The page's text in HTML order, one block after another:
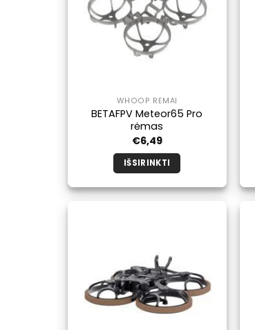
WHOOP RĖMAI
BETAFPV Meteor65 Pro
rėmas
€6,49
IŠSIRINKTI
produktas
Galimybe
galite
pasirinkti
produkto